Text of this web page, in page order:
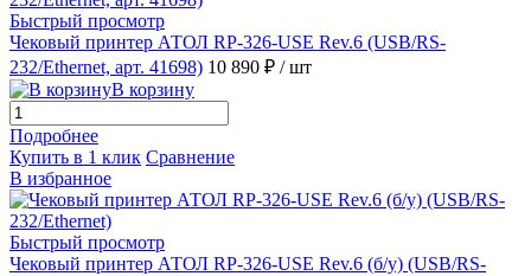
Быстрый просмотр
Чековый принтер АТОЛ RP-326-USE Rev.6 (USB/RS-
232/Ethernet, арт. 41698) 10 890 ₽ / шт
В корзину
Подробнее
Купить в 1 клик Сравнение
В избранное
Быстрый просмотр
Чековый принтер АТОЛ RP-326-USE Rev.6 (б/у) (USB/RS-